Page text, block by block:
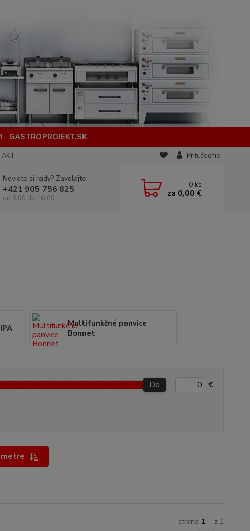
- GASTROPROJEKT.SK
Prihlásenie
Neviete si rady? Zavolajte.
+421 905 756 825
od 8:00 do 16:00
0 ks
za 0,00 €
Multifunkčné panvice
Bonnet
Do €
strana z 1